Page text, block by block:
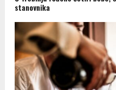
stanovnika